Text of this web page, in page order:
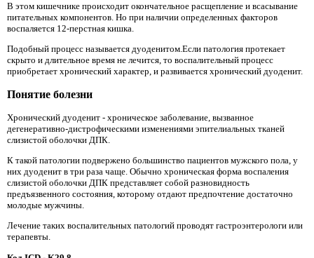
В этом кишечнике происходит окончательное расщепление и всасывание
питательных компонентов. Но при наличии определенных факторов
воспаляется 12-перстная кишка.
Подобный процесс называется дуоденитом.Если патология протекает
скрыто и длительное время не лечится, то воспалительный процесс
приобретает хронический характер, и развивается хронический дуоденит.
Понятие болезни
Хронический дуоденит - хроническое заболевание, вызванное
дегенеративно-дистрофическими изменениями эпителиальных тканей
слизистой оболочки ДПК.
К такой патологии подвержено большинство пациентов мужского пола, у
них дуоденит в три раза чаще. Обычно хроническая форма воспаления
слизистой оболочки ДПК представляет собой разновидность
предъязвенного состояния, которому отдают предпочтение достаточно
молодые мужчины.
Лечение таких воспалительных патологий проводят гастроэнтерологи или
терапевты.